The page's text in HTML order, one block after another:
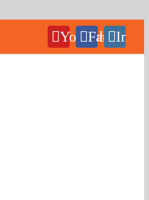
YouTubeFacebook